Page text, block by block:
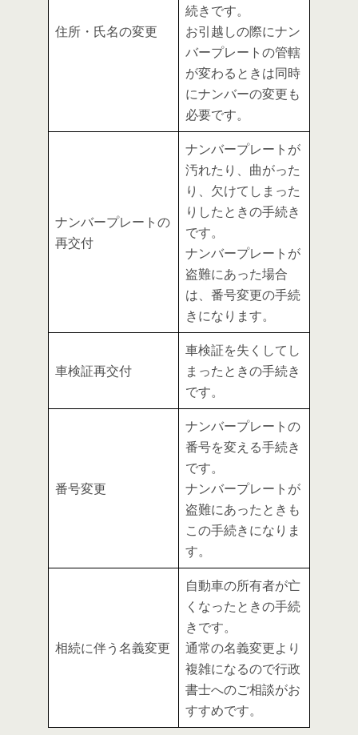
住所・氏名の変更
続きです。
お引越しの際にナン
バープレートの管轄
が変わるときは同時
にナンバーの変更も
必要です。
ナンバープレートの
再交付
ナンバープレートが
汚れたり、曲がった
り、欠けてしまった
りしたときの手続き
です。
ナンバープレートが
盗難にあった場合
は、番号変更の手続
きになります。
車検証再交付
車検証を失くしてし
まったときの手続き
です。
番号変更
ナンバープレートの
番号を変える手続き
です。
ナンバープレートが
盗難にあったときも
この手続きになりま
す。
相続に伴う名義変更
自動車の所有者が亡
くなったときの手続
きです。
通常の名義変更より
複雑になるので行政
書士へのご相談がお
すすめです。